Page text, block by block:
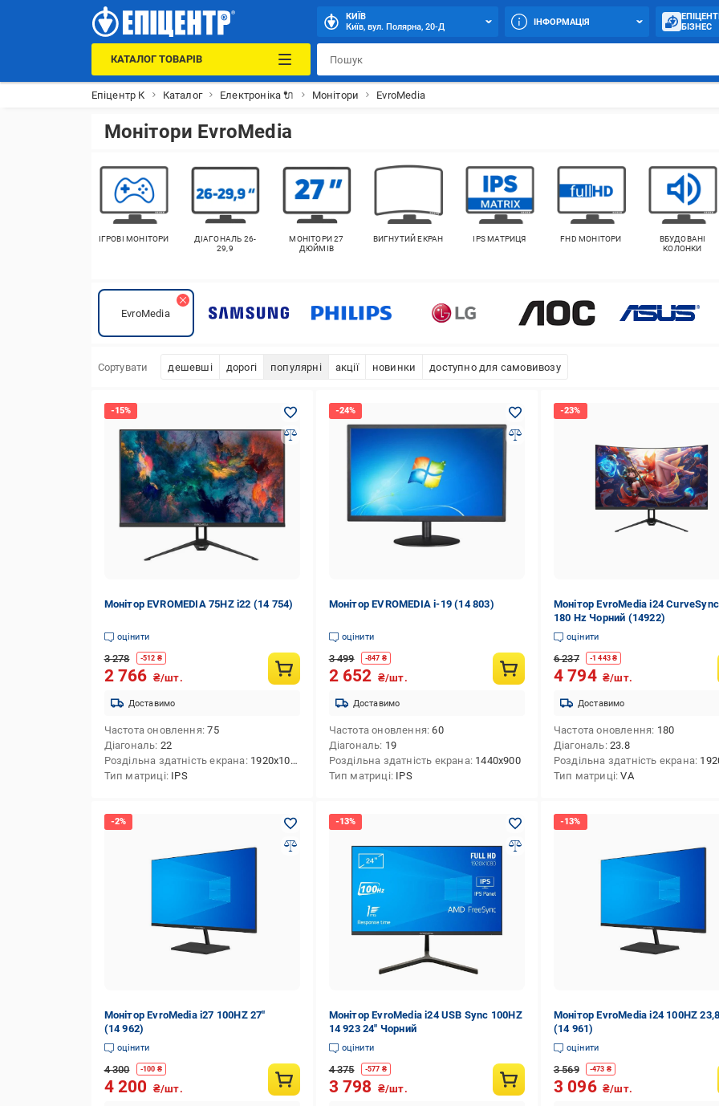
КИЇВ
Київ, вул. Полярна, 20-Д
ІНФОРМАЦІЯ
БІЗНЕС
КАТАЛОГ ТОВАРІВ
Епіцентр К Каталог Електроніка 🔌 Монітори EvroMedia
Монітори EvroMedia
ІГРОВІ МОНІТОРИ
ДІАГОНАЛЬ 26-
29,9
МОНІТОРИ 27
ДЮЙМІВ
ВИГНУТИЙ ЕКРАН IPS МАТРИЦЯ FHD МОНІТОРИ
ВБУДОВАНІ
КОЛОНКИ
EvroMedia
Сортувати дешевші дорогі популярні акції новинки доступно для самовивозу
Монітор EVROMEDIA 75HZ i22 (14 754)
оцінити
3 278 -512 ₴
2 766 ₴/шт.
Доставимо
Частота оновлення 75
Діагональ 22
Роздільна здатність екрана 1920x1080 (FHD)
Тип матриці IPS
Монітор EVROMEDIA i-19 (14 803)
оцінити
3 499 -847 ₴
2 652 ₴/шт.
Доставимо
Частота оновлення 60
Діагональ 19
Роздільна здатність екрана 1440х900
Тип матриці IPS
Монітор EvroMedia i24
180 Hz Чорний (14922)
оцінити
6 237 -1 443₴
4 794 ₴/шт.
Доставимо
Частота оновлення 180
Діагональ 23.8
Роздільна здатність екрана
Тип матриці VA
Монітор EvroMedia i27 100HZ 27"
(14 962)
оцінити
4 300 -100 ₴
4 200 ₴/шт.
Монітор EvroMedia i24 USB Sync 100HZ
14 923 24" Чорний
оцінити
4 375 -577 ₴
3 798 ₴/шт.
Монітор EvroMedia i24 100HZ
(14 961)
оцінити
3 569 -473 ₴
3 096 ₴/шт.